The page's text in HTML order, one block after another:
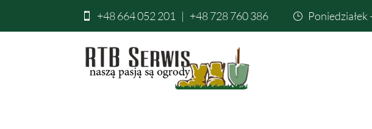
 +48 664 052 201 | +48 728 760 386 }